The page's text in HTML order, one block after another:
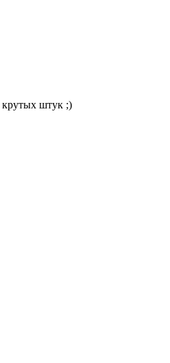
крутых штук ;)